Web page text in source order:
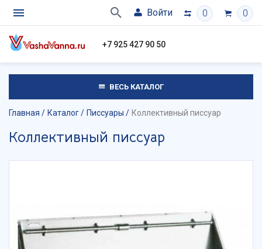
Войти 0 0
+7 925 427 90 50
ВЕСЬ КАТАЛОГ
Главная Каталог Писсуары Коллективный писсуар
Коллективный писсуар